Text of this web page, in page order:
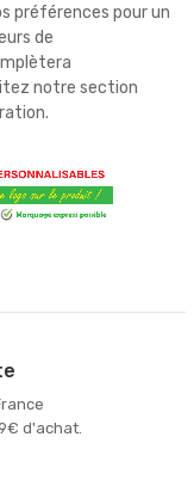
préférences pour un
de
notre section
d'achat.